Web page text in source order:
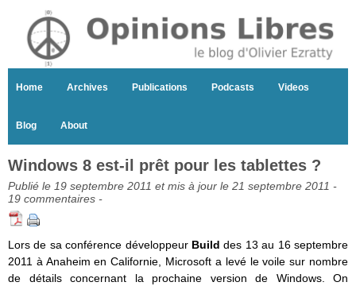
Home Archives Publications Podcasts Videos
Blog About
Windows 8 est-il prêt pour les tablettes ?
Publié le 19 septembre 2011 et mis à jour le 21 septembre 2011 -
19 commentaires -
Lors de sa conférence développeur Builddes 13 au 16 septembre
2011 à Anaheim en Californie, Microsoft a levé le voile sur nombre
de détails concernant la prochaine version de Windows. On